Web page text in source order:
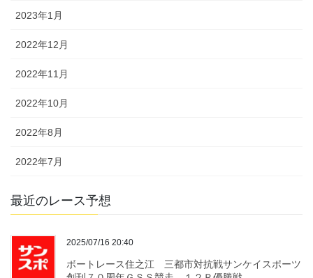
2023年1月
2022年12月
2022年11月
2022年10月
2022年8月
2022年7月
最近のレース予想
2025/07/16 20:40
ボートレース住之江 三都市対抗戦サンケイスポーツ